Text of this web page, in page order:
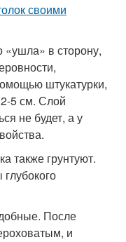
«ушла» в сторону,
штукатурки,
5 см. Слой
не будет, а у
также грунтуют.
После
и